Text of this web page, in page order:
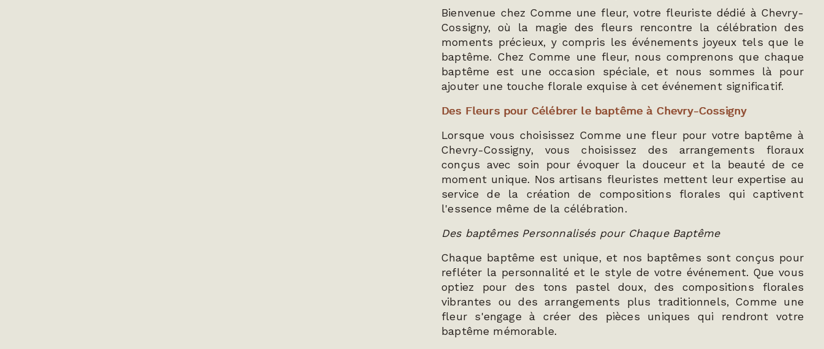
Bienvenue chez Comme une fleur, votre fleuriste dédié à Chevry-
Cossigny, où la magie des fleurs rencontre la célébration des
moments précieux, y compris les événements joyeux tels que le
baptême. Chez Comme une fleur, nous comprenons que chaque
baptême est une occasion spéciale, et nous sommes là pour
ajouter une touche florale exquise à cet événement significatif.
Des Fleurs pour Célébrer le baptême à Chevry-Cossigny
Lorsque vous choisissez Comme une fleur pour votre baptême à
Chevry-Cossigny, vous choisissez des arrangements floraux
conçus avec soin pour évoquer la douceur et la beauté de ce
moment unique. Nos artisans fleuristes mettent leur expertise au
service de la création de compositions florales qui captivent
l'essence même de la célébration.
Des baptêmes Personnalisés pour Chaque Baptême
Chaque baptême est unique, et nos baptêmes sont conçus pour
refléter la personnalité et le style de votre événement. Que vous
optiez pour des tons pastel doux, des compositions florales
vibrantes ou des arrangements plus traditionnels, Comme une
fleur s'engage à créer des pièces uniques qui rendront votre
baptême mémorable.